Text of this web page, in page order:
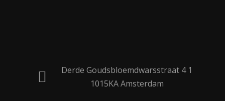
Derde Goudsbloemdwarsstraat 4 1
1015KA Amsterdam